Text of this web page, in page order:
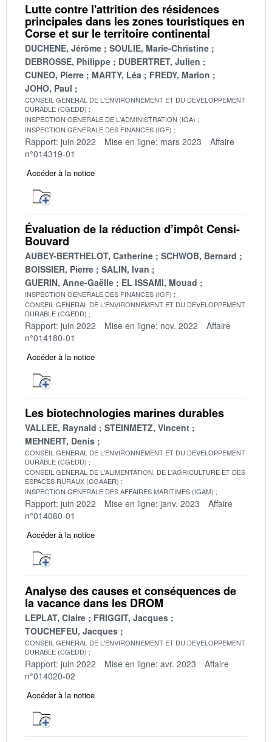
Lutte contre l'attrition des résidences
principales dans les zones touristiques en
Corse et sur le territoire continental
DUCHENE, Jérôme
SOULIE, Marie-Christine
DEBROSSE, Philippe
DUBERTRET, Julien
CUNEO, Pierre
MARTY, Léa
FREDY, Marion
JOHO, Paul
CONSEIL GENERAL DE L'ENVIRONNEMENT ET DU DEVELOPPEMENT
DURABLE (CGEDD)
INSPECTION GENERALE DE L'ADMINISTRATION (IGA)
INSPECTION GENERALE DES FINANCES (IGF)
Rapport: juin 2022 Mise en ligne: mars 2023
Affaire
n°014319-01
Accéder à la notice
Évaluation de la réduction d’impôt Censi-
Bouvard
AUBEY-BERTHELOT, Catherine
SCHWOB, Bernard
BOISSIER, Pierre
SALIN, Ivan
GUERIN, Anne-Gaëlle
EL ISSAMI, Mouad
INSPECTION GENERALE DES FINANCES (IGF)
CONSEIL GENERAL DE L'ENVIRONNEMENT ET DU DEVELOPPEMENT
DURABLE (CGEDD)
Rapport: juin 2022 Mise en ligne: nov. 2022
Affaire
n°014180-01
Accéder à la notice
Les biotechnologies marines durables
VALLEE, Raynald
STEINMETZ, Vincent
MEHNERT, Denis
CONSEIL GENERAL DE L'ENVIRONNEMENT ET DU DEVELOPPEMENT
DURABLE (CGEDD)
CONSEIL GENERAL DE L'ALIMENTATION, DE L'AGRICULTURE ET DES
ESPACES RURAUX (CGAAER)
INSPECTION GENERALE DES AFFAIRES MARITIMES (IGAM)
Rapport: juin 2022 Mise en ligne: janv. 2023
Affaire
n°014060-01
Accéder à la notice
Analyse des causes et conséquences de
la vacance dans les DROM
LEPLAT, Claire
FRIGGIT, Jacques
TOUCHEFEU, Jacques
CONSEIL GENERAL DE L'ENVIRONNEMENT ET DU DEVELOPPEMENT
DURABLE (CGEDD)
Rapport: juin 2022 Mise en ligne: avr. 2023
Affaire
n°014020-02
Accéder à la notice